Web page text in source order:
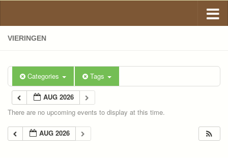
VIERINGEN
Categories Tags
AUG 2026
There are no upcoming events to display at this time.
AUG 2026